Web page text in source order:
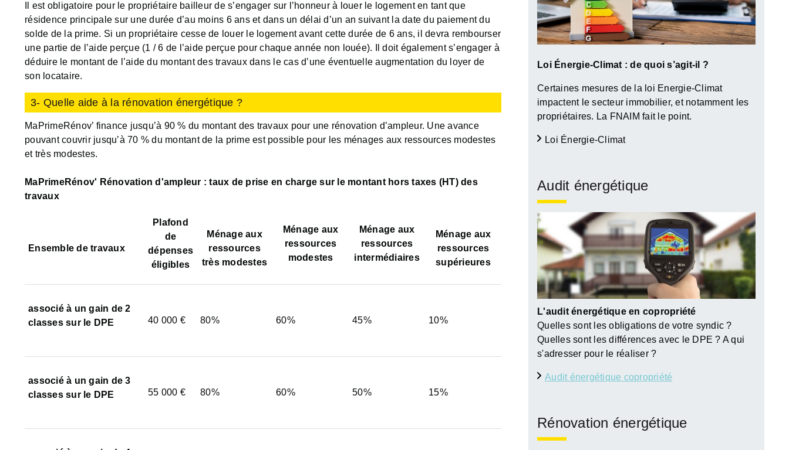
Il est obligatoire pour le propriétaire bailleur de s’engager sur l’honneur à louer le logement en tant que
résidence principale sur une durée d’au moins 6 ans et dans un délai d’un an suivant la date du paiement du
solde de la prime. Si un propriétaire cesse de louer le logement avant cette durée de 6 ans, il devra rembourser
une partie de l’aide perçue (1 / 6 de l’aide perçue pour chaque année non louée). Il doit également s’engager à
déduire le montant de l’aide du montant des travaux dans le cas d’une éventuelle augmentation du loyer de
son locataire.
3- Quelle aide à la rénovation énergétique ?
MaPrimeRénov’ finance jusqu’à 90 % du montant des travaux pour une rénovation d’ampleur. Une avance
pouvant couvrir jusqu’à 70 % du montant de la prime est possible pour les ménages aux ressources modestes
et très modestes.
MaPrimeRénov' Rénovation d'ampleur : taux de prise en charge sur le montant hors taxes (HT) des
travaux
Ensemble de travaux
Plafond
de
dépenses
éligibles
Ménage aux
ressources
très modestes
Ménage aux
ressources
modestes
Ménage aux
ressources
intermédiaires
Ménage aux
ressources
supérieures
associé à un gain de 2
classes sur le DPE 40 000 € 80% 60% 45% 10%
associé à un gain de 3
classes sur le DPE 55 000 € 80% 60% 50% 15%
Loi Énergie-Climat : de quoi s’agit-il ?
Certaines mesures de la loi Energie-Climat
impactent le secteur immobilier, et notamment les
propriétaires. La FNAIM fait le point.
Loi Énergie-Climat
Audit énergétique
L'audit énergétique en copropriété
Quelles sont les obligations de votre syndic ?
Quelles sont les différences avec le DPE ? A qui
s'adresser pour le réaliser ?
Audit énergétique copropriété
Rénovation énergétique